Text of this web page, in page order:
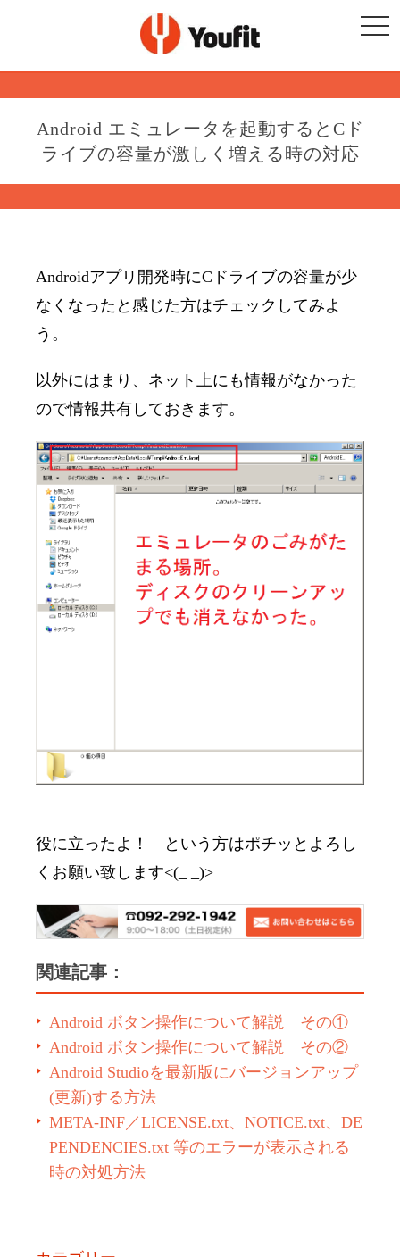
Android エミュレータを起動するとCド
ライブの容量が激しく増える時の対応
Androidアプリ開発時にCドライブの容量が少
なくなったと感じた方はチェックしてみよ
う。
以外にはまり、ネット上にも情報がなかった
ので情報共有しておきます。
役に立ったよ！ という方はポチッとよろし
くお願い致します<(_ _)>
関連記事：
Android ボタン操作について解説 その①
Android ボタン操作について解説 その②
Android Studioを最新版にバージョンアップ
(更新)する方法
META-INF／LICENSE.txt、NOTICE.txt、DE
PENDENCIES.txt 等のエラーが表示される
時の対処方法